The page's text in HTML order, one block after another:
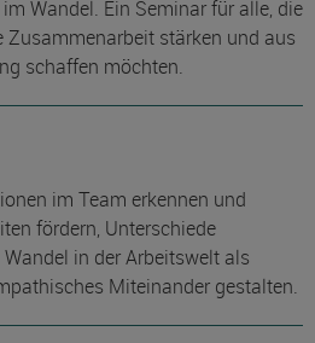
Wandel. Ein Seminar für alle, die
Zusammenarbeit stärken und aus
schaffen möchten.
im Team erkennen und
fördern, Unterschiede
in der Arbeitswelt als
Miteinander gestalten.